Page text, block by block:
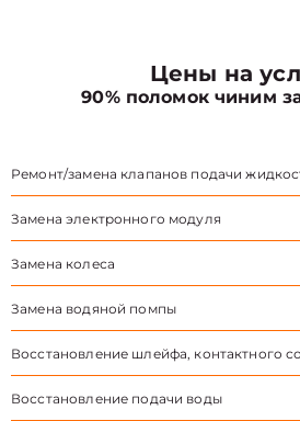
Цены на
90% поломок чиним
Ремонт/замена клапанов подачи
Замена электронного модуля
Замена колеса
Замена водяной помпы
Восстановление шлейфа, контактного
Восстановление подачи воды